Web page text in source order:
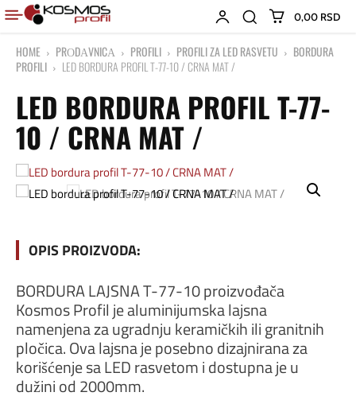
0,00 RSD
HOME PRОDАVNICА PROFILI PROFILI ZA LED RASVETU
BORDURA
PROFILI
LED BORDURA PROFIL T-77-10 / CRNA MAT /
LED BORDURA PROFIL T-77-
10 / CRNA MAT /
OPIS PROIZVODA:
BORDURA LAJSNA T-77-10 proizvođača
Kosmos Profil je aluminijumska lajsna
namenjena za ugradnju keramičkih ili granitnih
pločica. Ova lajsna je posebno dizajnirana za
korišćenje sa LED rasvetom i dostupna je u
dužini od 2000mm.